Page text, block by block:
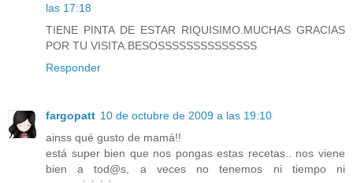
las 17:18
TIENE PINTA DE ESTAR RIQUISIMO.MUCHAS GRACIAS
POR TU VISITA.BESOSSSSSSSSSSSSSS
Responder
fargopatt 10 de octubre de 2009 a las 19:10
ainss qué gusto de mamá!!
está super bien que nos pongas estas recetas.. nos viene
bien a tod@s, a veces no tenemos ni tiempo ni